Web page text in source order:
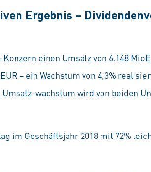
Ergebnis –
einen Umsatz von 6.148
– ein Wachstum von 4,3%
wachstum wird von beiden
im Geschäftsjahr 2018 mit 72%